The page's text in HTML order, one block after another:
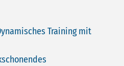
Training mit